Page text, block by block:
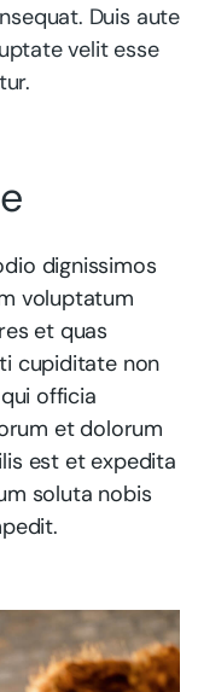
Duis aute
velit esse
dignissimos
voluptatum
et quas
cupiditate non
officia
et dolorum
est et expedita
soluta nobis